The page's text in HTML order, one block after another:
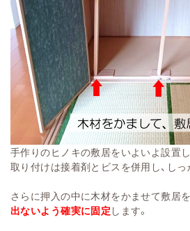
手作りのヒノキの敷居をいよいよ設置し
取り付けは接着剤とビスを併用し、しっ
さらに押入の中に木材をかませて敷居を
出ないよう確実に固定 します。